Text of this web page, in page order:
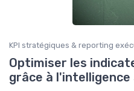
KPI stratégiques & reporting
Optimiser les
grâce à